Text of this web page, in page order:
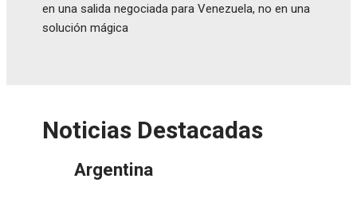
en una salida negociada para Venezuela, no en una
solución mágica
Noticias Destacadas
Argentina